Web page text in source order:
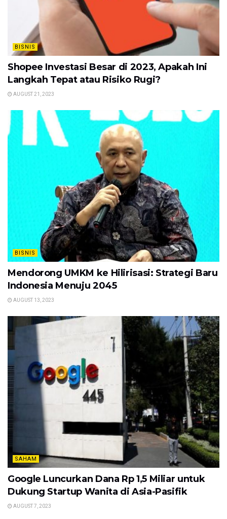
BISNIS
Shopee Investasi Besar di 2023, Apakah Ini
Langkah Tepat atau Risiko Rugi?
AUGUST 21, 2023
BISNIS
Mendorong UMKM ke Hilirisasi: Strategi Baru
Indonesia Menuju 2045
AUGUST 13, 2023
SAHAM
Google Luncurkan Dana Rp 1,5 Miliar untuk
Dukung Startup Wanita di Asia-Pasifik
AUGUST 7, 2023